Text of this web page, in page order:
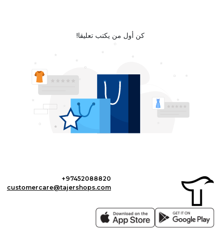
كن أول من يكتب تعليقا!
+97452088820
customercare@tajershops.com